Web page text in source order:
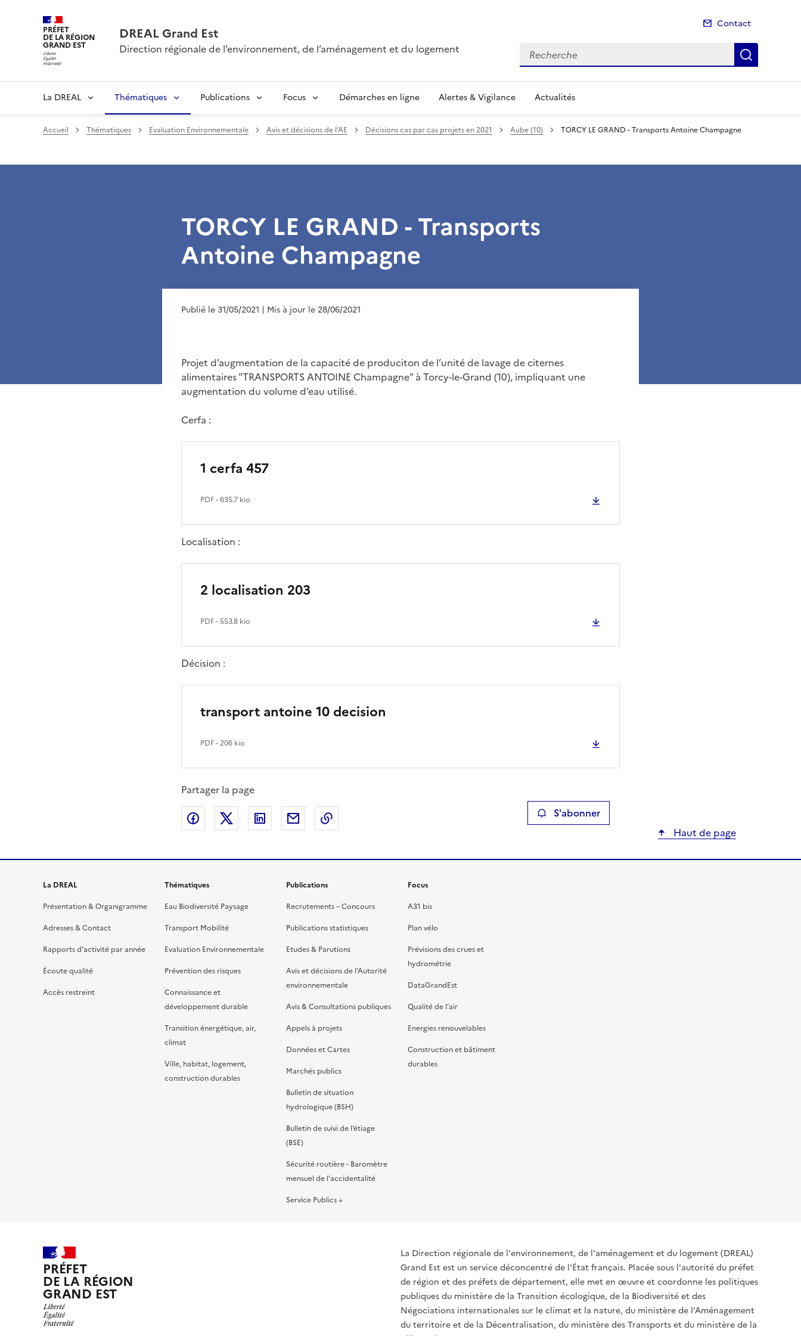
PRÉFET
DE LA RÉGION
GRAND EST
DREAL Grand Est
Direction régionale de l’environnement, de l’aménagement et du logement
Contact
Recherche
La DREAL Thématiques Publications Focus Démarches en ligne Alertes & Vigilance Actualités
Accueil Thématiques Evaluation Environnementale Avis et décisions de l’AE Décisions cas par cas projets en 2021 Aube (10) TORCY LE GRAND - Transports Antoine Champagne
TORCY LE GRAND - Transports
Antoine Champagne
Publié le 31/05/2021 | Mis à jour le 28/06/2021
Projet d’augmentation de la capacité de produciton de l’unité de lavage de citernes
alimentaires "TRANSPORTS ANTOINE Champagne" à Torcy-le-Grand (10), impliquant une
augmentation du volume d’eau utilisé.
Cerfa :
1 cerfa 457
PDF- 635.7 kio
Localisation :
2 localisation 203
PDF- 553.8 kio
Décision :
transport antoine 10 decision
PDF- 206 kio
Partager la page
Partager sur Facebook
Partager sur XPartager sur LinkedIn
Partager par emailCopier le lien de la page dans le presse-papier S'abonner
Haut de page
La DREAL
Présentation & Organigramme
Adresses & Contact
Rapports d’activité par année
Écoute qualité
Accès restreint
Thématiques
Eau Biodiversité Paysage
Transport Mobilité
Evaluation Environnementale
Prévention des risques
Connaissance et
développement durable
Transition énergétique, air,
climat
Ville, habitat, logement,
construction durables
Publications
Recrutements – Concours
Publications statistiques
Etudes & Parutions
Avis et décisions de l’Autorité
environnementale
Avis & Consultations publiques
Appels à projets
Données et Cartes
Marchés publics
Bulletin de situation
hydrologique (BSH)
Bulletin de suivi de l’étiage
(BSE)
Sécurité routière - Baromètre
mensuel de l’accidentalité
Service Publics +
Focus
A31 bis
Plan vélo
Prévisions des crues et
hydrométrie
DataGrandEst
Qualité de l’air
Energies renouvelables
Construction et bâtiment
durables
PRÉFET
DE LA RÉGION
GRAND EST
La Direction régionale de l'environnement, de l'aménagement et du logement (DREAL)
Grand Est est un service déconcentré de l'État français. Placée sous l'autorité du préfet
de région et des préfets de département, elle met en œuvre et coordonne les politiques
publiques du ministère de la Transition écologique, de la Biodiversité et des
Négociations internationales sur le climat et la nature, du ministère de l’Aménagement
du territoire et de la Décentralisation, du ministère des Transports et du ministère de la